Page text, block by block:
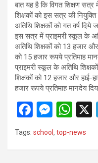
बात यह है कि विगत शिक्षण
शिक्षकों को इस सत्र की
अतिथि शिक्षकों को गत वर्ष दिये
इस सत्र में प्राइमरी स्कूल के
अतिथि शिक्षकों को 13 हजार
को 15 हजार रूपये प्रतिमाह
प्राइमरी स्कूल के अतिथि
शिक्षकों को 12 हजार और हाई-
हजार रूपये प्रतिमाह मानदेय
F
a
M
es
se
W
Tags: school , top-news